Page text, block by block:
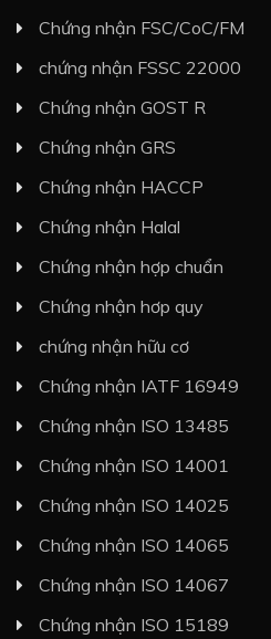
Chứng nhận FSC/CoC/FM
chứng nhận FSSC 22000
Chứng nhận GOST R
Chứng nhận GRS
Chứng nhận HACCP
Chứng nhận Halal
Chứng nhận hợp chuẩn
Chứng nhận hơp quy
chứng nhận hữu cơ
Chứng nhận IATF 16949
Chứng nhận ISO 13485
Chứng nhận ISO 14001
Chứng nhận ISO 14025
Chứng nhận ISO 14065
Chứng nhận ISO 14067
Chứng nhận ISO 15189